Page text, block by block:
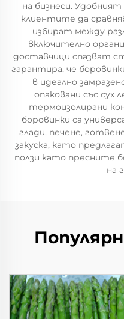
на бизнеси.
клиентите да
избират между
включително
доставчици спазват
гарантира, че
в идеално
опаковани със сух
термоизолирани
боровинки са
глади, печене,
закуска, като
ползи като пресните
на